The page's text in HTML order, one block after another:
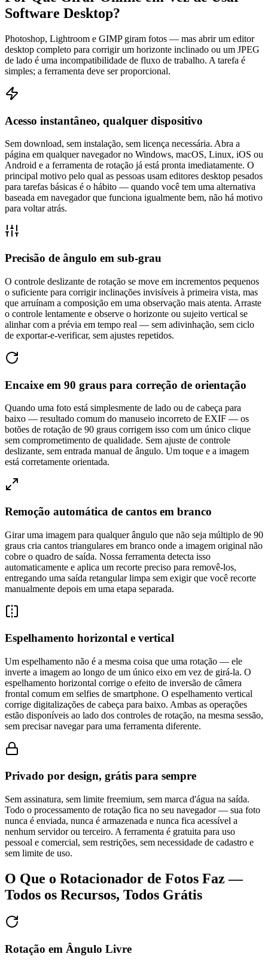
Software Desktop?
Photoshop, Lightroom e GIMP giram fotos — mas abrir um editor
desktop completo para corrigir um horizonte inclinado ou um JPEG
de lado é uma incompatibilidade de fluxo de trabalho. A tarefa é
simples; a ferramenta deve ser proporcional.
Acesso instantâneo, qualquer dispositivo
Sem download, sem instalação, sem licença necessária. Abra a
página em qualquer navegador no Windows, macOS, Linux, iOS ou
Android e a ferramenta de rotação já está pronta imediatamente. O
principal motivo pelo qual as pessoas usam editores desktop pesados
para tarefas básicas é o hábito — quando você tem uma alternativa
baseada em navegador que funciona igualmente bem, não há motivo
para voltar atrás.
Precisão de ângulo em sub-grau
O controle deslizante de rotação se move em incrementos pequenos
o suficiente para corrigir inclinações invisíveis à primeira vista, mas
que arruínam a composição em uma observação mais atenta. Arraste
o controle lentamente e observe o horizonte ou sujeito vertical se
alinhar com a prévia em tempo real — sem adivinhação, sem ciclo
de exportar-e-verificar, sem ajustes repetidos.
Encaixe em 90 graus para correção de orientação
Quando uma foto está simplesmente de lado ou de cabeça para
baixo — resultado comum do manuseio incorreto de EXIF — os
botões de rotação de 90 graus corrigem isso com um único clique
sem comprometimento de qualidade. Sem ajuste de controle
deslizante, sem entrada manual de ângulo. Um toque e a imagem
está corretamente orientada.
Remoção automática de cantos em branco
Girar uma imagem para qualquer ângulo que não seja múltiplo de 90
graus cria cantos triangulares em branco onde a imagem original não
cobre o quadro de saída. Nossa ferramenta detecta isso
automaticamente e aplica um recorte preciso para removê-los,
entregando uma saída retangular limpa sem exigir que você recorte
manualmente depois em uma etapa separada.
Espelhamento horizontal e vertical
Um espelhamento não é a mesma coisa que uma rotação — ele
inverte a imagem ao longo de um único eixo em vez de girá-la. O
espelhamento horizontal corrige o efeito de inversão de câmera
frontal comum em selfies de smartphone. O espelhamento vertical
corrige digitalizações de cabeça para baixo. Ambas as operações
estão disponíveis ao lado dos controles de rotação, na mesma sessão,
sem precisar navegar para uma ferramenta diferente.
Privado por design, grátis para sempre
Sem assinatura, sem limite freemium, sem marca d'água na saída.
Todo o processamento de rotação fica no seu navegador — sua foto
nunca é enviada, nunca é armazenada e nunca fica acessível a
nenhum servidor ou terceiro. A ferramenta é gratuita para uso
pessoal e comercial, sem restrições, sem necessidade de cadastro e
sem limite de uso.
O Que o Rotacionador de Fotos Faz —
Todos os Recursos, Todos Grátis
Rotação em Ângulo Livre